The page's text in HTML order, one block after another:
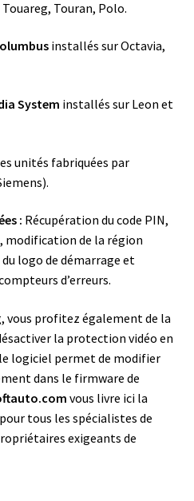
Touran, Polo.
installés sur Octavia,
System installés sur Leon et
unités fabriquées par
: Récupération du code PIN,
modification de la région
logo de démarrage et
d’erreurs.
vous profitez également de la
la protection vidéo en
logiciel permet de modifier
dans le firmware de
vous livre ici la
tous les spécialistes de
exigeants de